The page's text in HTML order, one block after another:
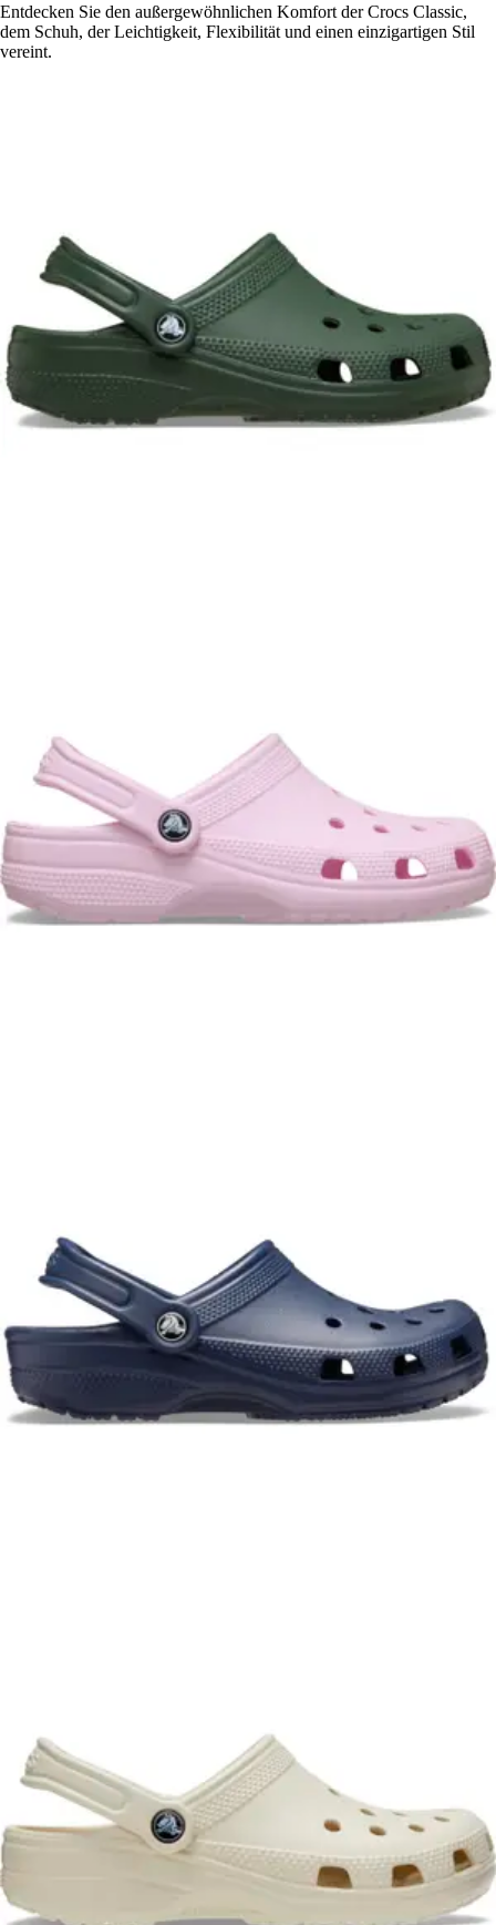
Entdecken Sie den außergewöhnlichen Komfort der Crocs Classic,
dem Schuh, der Leichtigkeit, Flexibilität und einen einzigartigen Stil
vereint.